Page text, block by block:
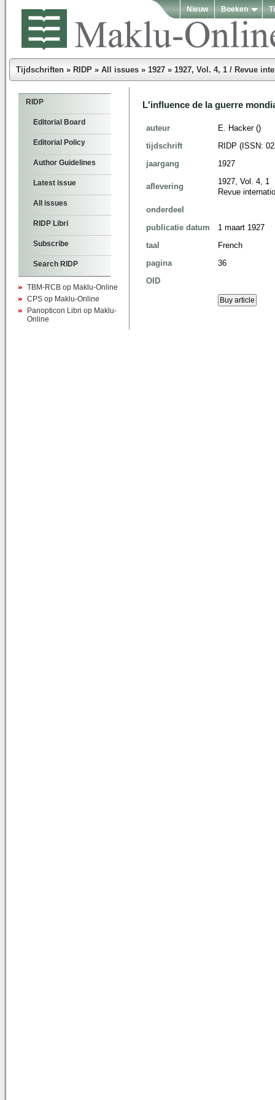
Nieuw Boeken
Tijdschriften » RIDP » All issues » 1927 » 1927, Vol. 4, 1 / Revue
RIDP
Editorial Board
Editorial Policy
Author Guidelines
Latest issue
All issues
RIDP Libri
Subscribe
Search RIDP
TBM-RCB op Maklu-Online
CPS op Maklu-Online
Panopticon Libri op Maklu-
Online
L'influence de la guerre
auteur E. Hacker ()
tijdschrift RIDP (ISSN:
jaargang 1927
aflevering
1927, Vol. 4, 1
Revue
onderdeel
publicatie datum 1 maart 1927
taal French
pagina 36
OID